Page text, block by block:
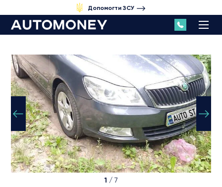
Допомогти ЗСУ
1 / 7